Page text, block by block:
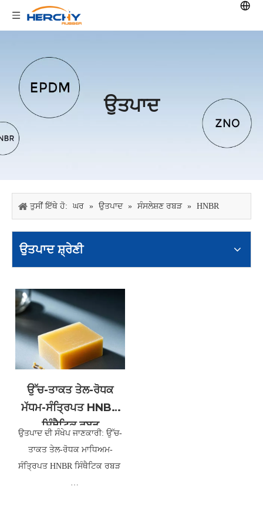
ਉਤਪਾਦ
ਤੁਸੀਂ ਇੱਥੇ ਹੋ: ਘਰ » ਉਤਪਾਦ » ਸੰਸਲੇਸ਼ਣ ਰਬੜ » HNBR
ਉਤਪਾਦ ਸ਼੍ਰੇਣੀ
ਉੱਚ-ਤਾਕਤ ਤੇਲ-ਰੋਧਕ
ਮੱਧਮ-ਸੰਤ੍ਰਿਪਤ HNBR
ਸਿੰਥੈਟਿਕ ਰਬੜ
ਉਤਪਾਦ ਦੀ ਸੰਖੇਪ ਜਾਣਕਾਰੀ: ਉੱਚ-
ਤਾਕਤ ਤੇਲ-ਰੋਧਕ ਮਾਧਿਅਮ-
ਸੰਤ੍ਰਿਪਤ HNBR ਸਿੰਥੈਟਿਕ ਰਬੜ